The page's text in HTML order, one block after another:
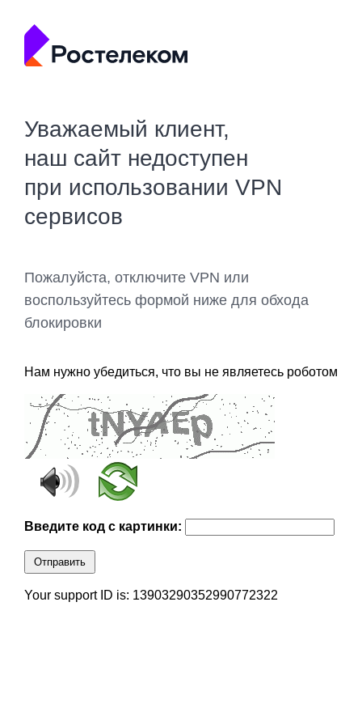
Уважаемый клиент,
наш сайт недоступен
при использовании VPN
сервисов
Пожалуйста, отключите VPN или
воспользуйтесь формой ниже для обхода
блокировки
Нам нужно убедиться, что вы не являетесь роботом
Введите код с картинки:
Отправить
Your support ID is: 13903290352990772322